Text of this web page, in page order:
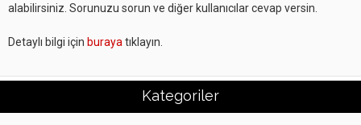
alabilirsiniz. Sorunuzu sorun ve diğer kullanıcılar cevap versin.
Detaylı bilgi için buraya tıklayın.
Kategoriler